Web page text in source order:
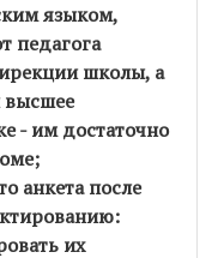
языком,
педагога
школы, а
высшее
- им достаточно
анкета после
их